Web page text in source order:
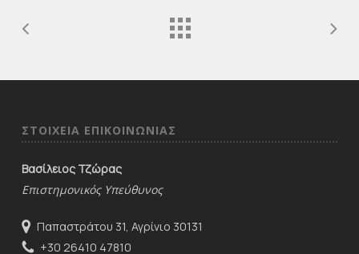
ΣΤΟΙΧΕΙΑ ΕΠΙΚΟΙΝΩΝΙΑΣ
Βασίλειος Τζώρας
Επιστημονικός Υπεύθυνος
Παπαστράτου 31, Αγρίνιο 30131
+30 26410 47810